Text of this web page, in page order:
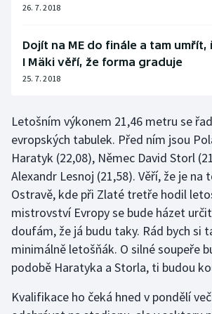
Triatlon
Vodní slalom
Volejbal
Ostatní
26. 7. 2018
Dojít na ME do finále a tam
I Mäki věří, že forma graduje
25. 7. 2018
Letošním výkonem 21,46 metru se
evropských tabulek. Před ním jsou
Haratyk (22,08), Němec David Storl
Alexandr Lesnoj (21,58). Věří, že je na
Ostravě, kde při Zlaté tretře hodil
mistrovství Evropy se bude házet
doufám, že já budu taky. Rád bych si
minimálně letošňák. O silné soupeře
podobě Haratyka a Storla, ti budou
Kvalifikace ho čeká hned v pondělí